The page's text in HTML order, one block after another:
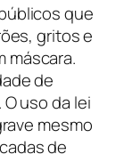
que
gritos e
máscara.
de
uso da lei
mesmo
de